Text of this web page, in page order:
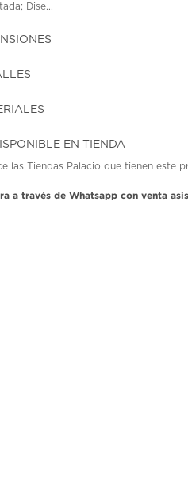
Dise...
EN TIENDA
las Tiendas Palacio que tienen este
a través de Whatsapp con venta